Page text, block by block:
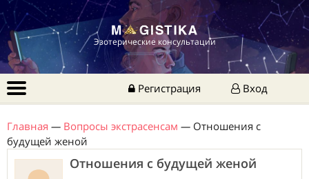
Эзотерические консультации
Регистрация Вход
Главная — Вопросы экстрасенсам — Отношения с
будущей женой
Отношения с будущей женой